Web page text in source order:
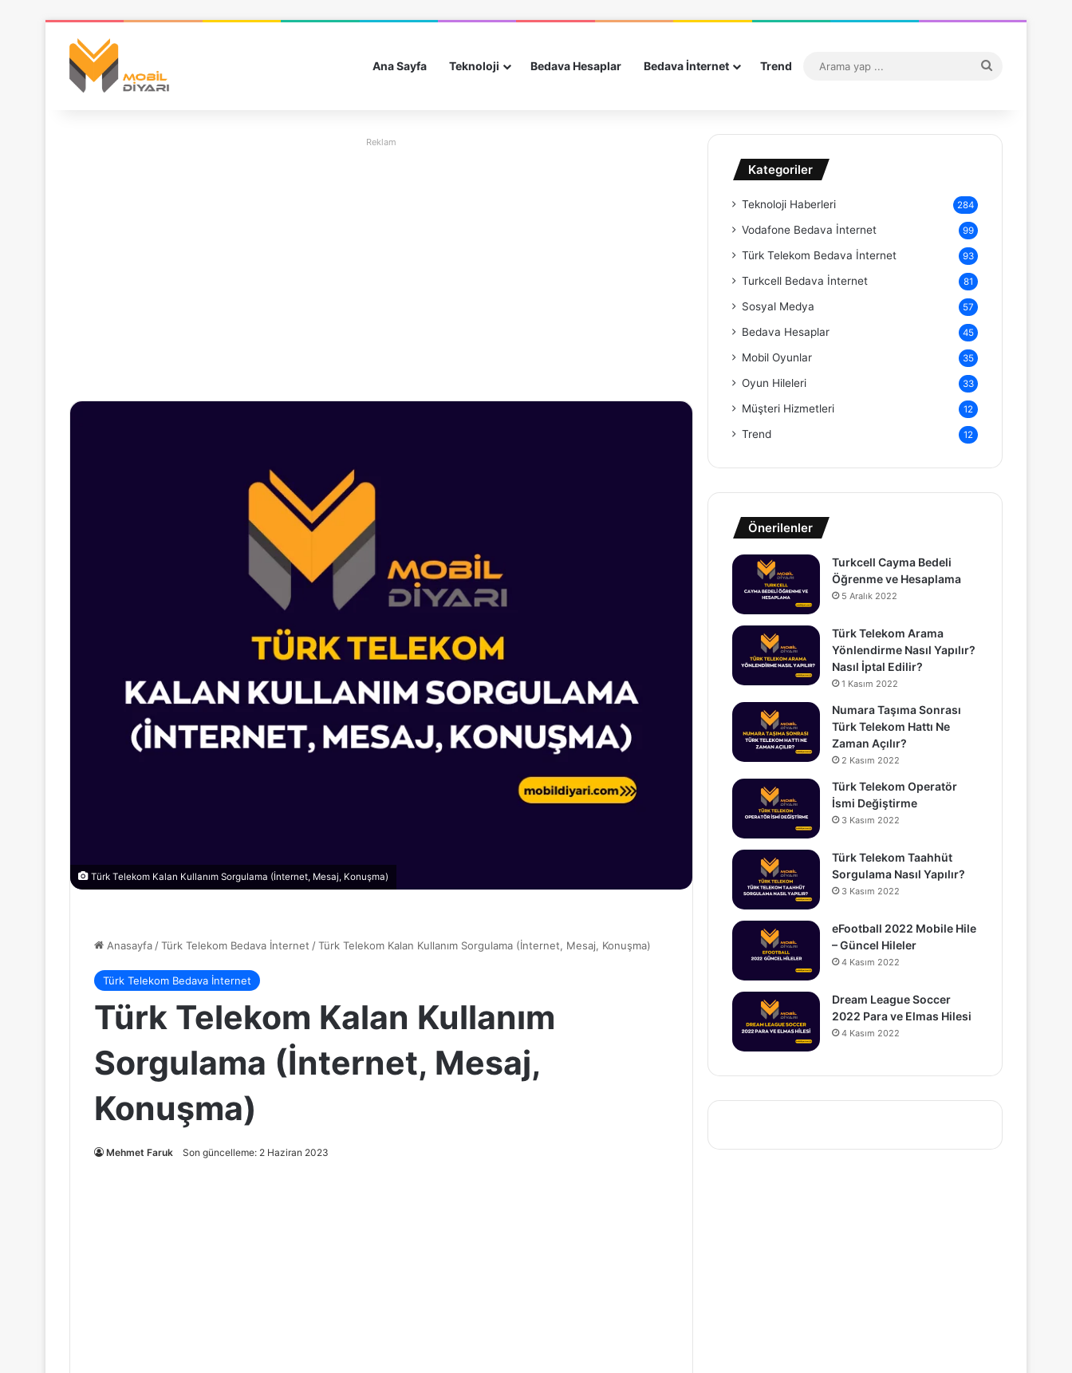
Ana Sayfa Teknoloji Bedava Hesaplar Bedava İnternet Trend
Reklam
Türk Telekom Kalan Kullanım Sorgulama (İnternet, Mesaj, Konuşma)
Anasayfa/Türk Telekom Bedava İnternet /Türk Telekom Kalan Kullanım Sorgulama (İnternet, Mesaj, Konuşma)
Türk Telekom Bedava İnternet
Türk Telekom Kalan Kullanım
Sorgulama (İnternet, Mesaj,
Konuşma)
Mehmet Faruk Son güncelleme: 2 Haziran 2023
Kategoriler
Teknoloji Haberleri 284
Vodafone Bedava İnternet 99
Türk Telekom Bedava İnternet 93
Turkcell Bedava İnternet 81
Sosyal Medya 57
Bedava Hesaplar 45
Mobil Oyunlar 35
Oyun Hileleri 33
Müşteri Hizmetleri 12
Trend 12
Önerilenler
Turkcell Cayma Bedeli
Öğrenme ve Hesaplama
5 Aralık 2022
Türk Telekom Arama
Yönlendirme Nasıl Yapılır?
Nasıl İptal Edilir?
1 Kasım 2022
Numara Taşıma Sonrası
Türk Telekom Hattı Ne
Zaman Açılır?
2 Kasım 2022
Türk Telekom Operatör
İsmi Değiştirme
3 Kasım 2022
Türk Telekom Taahhüt
Sorgulama Nasıl Yapılır?
3 Kasım 2022
eFootball 2022 Mobile Hile
– Güncel Hileler
4 Kasım 2022
Dream League Soccer
2022 Para ve Elmas Hilesi
4 Kasım 2022